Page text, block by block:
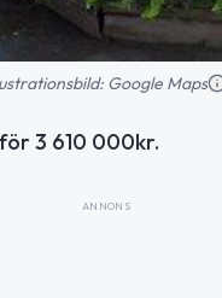
Google Maps
3 610 000kr.
ANNONS